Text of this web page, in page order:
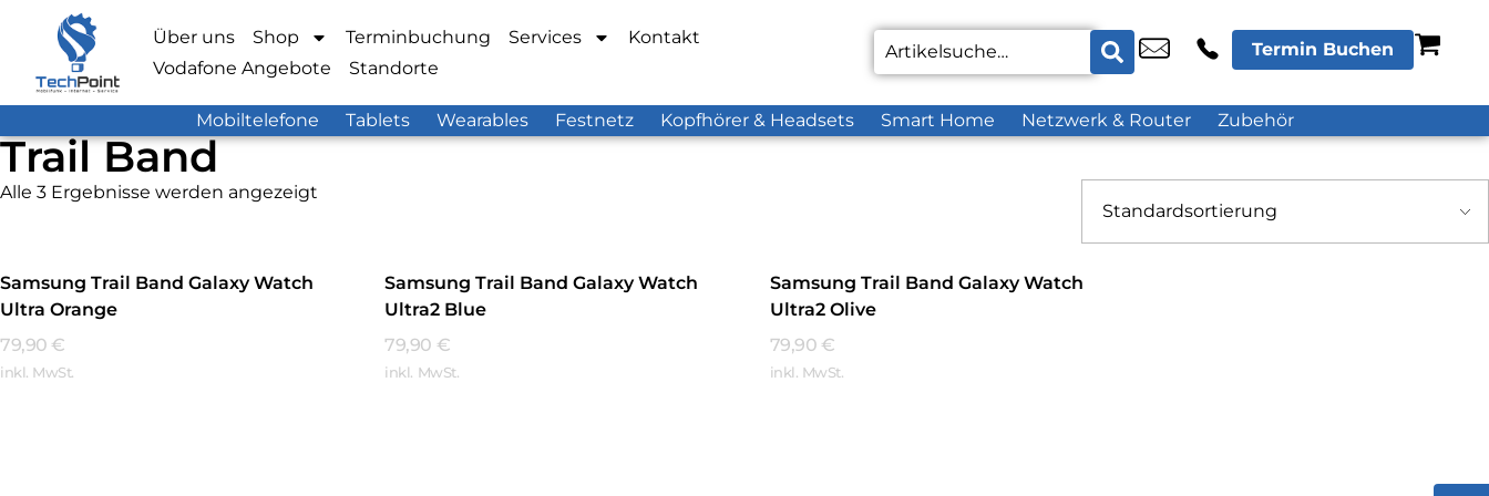
Über uns Shop Terminbuchung Services
Kontakt
Vodafone Angebote
Standorte
Termin Buchen
Mobiltelefone Tablets Wearables Festnetz Kopfhörer & Headsets Smart Home Netzwerk & Router Zubehör
Trail Band
Alle 3 Ergebnisse werden angezeigt
Samsung Trail Band Galaxy Watch
Ultra Orange
79,90 €
inkl. MwSt.
Samsung Trail Band Galaxy Watch
Ultra2 Blue
79,90 €
inkl. MwSt.
Samsung Trail Band Galaxy Watch
Ultra2 Olive
79,90 €
inkl. MwSt.